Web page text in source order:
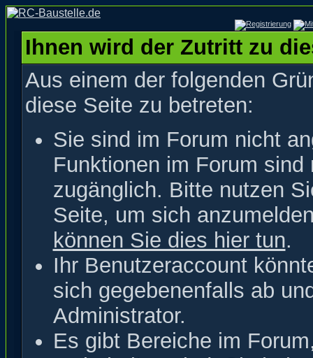
Ihnen wird der Zutritt zu
Aus einem der folgenden
diese Seite zu betreten:
Sie sind im Forum nicht
Funktionen im Forum
zugänglich. Bitte nutzen
Seite, um sich
können Sie dies hier tun.
Ihr Benutzeraccount
sich gegebenenfalls ab
Administrator.
Es gibt Bereiche im